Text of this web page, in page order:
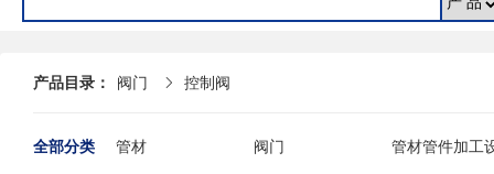
产品目录： 阀门  控制阀
全部分类 管材 阀门
管材管件加工